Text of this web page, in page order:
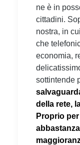
ne è in
cittadini.
nostra, in
che
economia,
sottintende
della rete,
Proprio